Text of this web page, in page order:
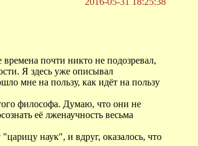
почти никто не подозревал,
Я здесь уже описывал
мне на пользу, как идёт на пользу
философа. Думаю, что они не
её лженаучность весьма
наук", и вдруг, оказалось, что